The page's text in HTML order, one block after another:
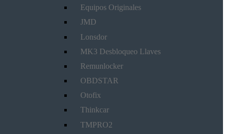
Equipos Originales
JMD
Lonsdor
MK3 Desbloqueo Llaves
Remunlocker
OBDSTAR
Otofix
Thinkcar
TMPRO2